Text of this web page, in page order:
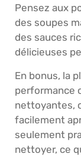
Pensez aux
des soupes
des sauces
délicieuses
En bonus, la
performance
nettoyantes,
facilement
seulement
nettoyer, ce